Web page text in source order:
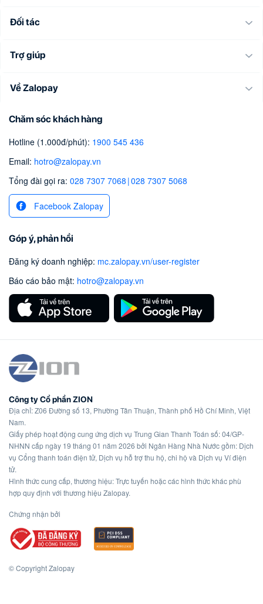
Đối tác
Trợ giúp
Về Zalopay
Chăm sóc khách hàng
Hotline (1.000đ/phút): 1900 545 436
Email: hotro@zalopay.vn
Tổng đài gọi ra: 028 7307 7068 |028 7307 5068
Facebook Zalopay
Góp ý, phản hồi
Đăng ký doanh nghiệp: mc.zalopay.vn/user-register
Báo cáo bảo mật: hotro@zalopay.vn
Công ty Cổ phần ZION
Địa chỉ: Z06 Đường số 13, Phường Tân Thuận, Thành phố Hồ Chí Minh, Việt
Nam.
Giấy phép hoạt động cung ứng dịch vụ Trung Gian Thanh Toán số: 04/GP-
NHNN cấp ngày 19 tháng 01 năm 2026 bởi Ngân Hàng Nhà Nước gồm: Dịch
vụ Cổng thanh toán điện tử, Dịch vụ hỗ trợ thu hộ, chi hộ và Dịch vụ Ví điện
tử.
Hình thức cung cấp, thương hiệu: Trực tuyến hoặc các hình thức khác phù
hợp quy định với thương hiệu Zalopay.
Chứng nhận bởi
© Copyright Zalopay